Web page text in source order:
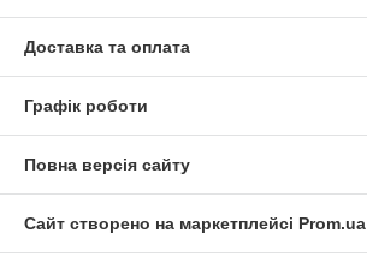
Доставка та оплата
Графік роботи
Повна версія сайту
Сайт створено на маркетплейсі Prom.ua